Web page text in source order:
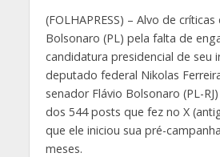
(FOLHAPRESS) – Alvo de
Bolsonaro (PL) pela falta de
candidatura presidencial de seu
deputado federal Nikolas
senador Flávio Bolsonaro (PL-
dos 544 posts que fez no X
que ele iniciou sua pré-
meses.